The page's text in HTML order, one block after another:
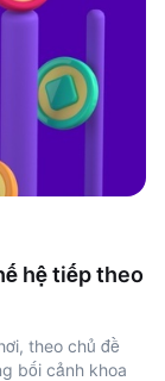
hệ tiếp theo
theo chủ đề
bối cảnh khoa